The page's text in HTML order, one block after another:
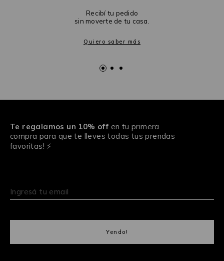
Recibí tu pedido
sin moverte de tu casa.
Quiero saber más
Te regalamos un 10% off en tu primera
compra para que te lleves todas tus prendas
favoritas! ⚡